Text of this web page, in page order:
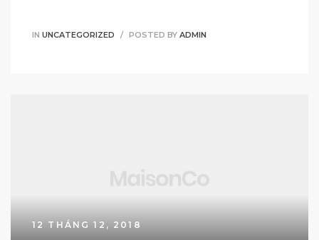
IN UNCATEGORIZED POSTED BY ADMIN
12 THÁNG 12, 2018